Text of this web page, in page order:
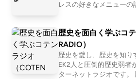
レスの好きなメニューの
s://open.spotify.com/
恋愛ってマーージでク
https://open.spotify.com/
GQfqzkBO2bNF?si=1l0b2OBlTJq
歴史を面白く学ぶコ
RADIO）
歴史を愛し、歴史を知り
EK2人と圧倒的歴史弱者
ターネットラジオです。 歴史というレンズを通